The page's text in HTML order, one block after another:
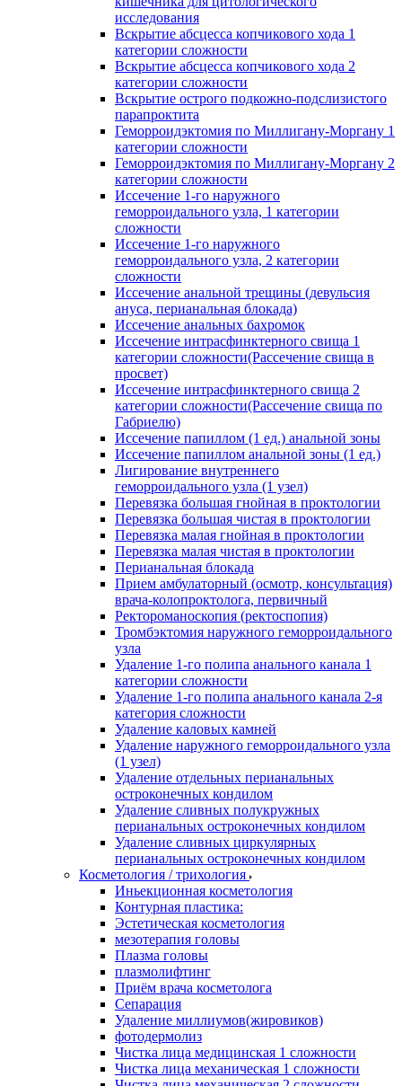
исследования
Вскрытие абсцесса копчикового хода 1
категории сложности
Вскрытие абсцесса копчикового хода 2
категории сложности
Вскрытие острого подкожно-подслизистого
парапроктита
Геморроидэктомия по Миллигану-Моргану 1
категории сложности
Геморроидэктомия по Миллигану-Моргану 2
категории сложности
Иссечение 1-го наружного
геморроидального узла, 1 категории
сложности
Иссечение 1-го наружного
геморроидального узла, 2 категории
сложности
Иссечение анальной трещины (девульсия
ануса, перианальная блокада)
Иссечение анальных бахромок
Иссечение интрасфинктерного свища 1
категории сложности(Рассечение свища в
просвет)
Иссечение интрасфинктерного свища 2
категории сложности(Рассечение свища по
Габриелю)
Иссечение папиллом (1 ед.) анальной зоны
Иссечение папиллом анальной зоны (1 ед.)
Лигирование внутреннего
геморроидального узла (1 узел)
Перевязка большая гнойная в проктологии
Перевязка большая чистая в проктологии
Перевязка малая гнойная в проктологии
Перевязка малая чистая в проктологии
Перианальная блокада
Прием амбулаторный (осмотр, консультация)
врача-колопроктолога, первичный
Ректороманоскопия (ректоспопия)
Тромбэктомия наружного геморроидального
узла
Удаление 1-го полипа анального канала 1
категории сложности
Удаление 1-го полипа анального канала 2-я
категория сложности
Удаление каловых камней
Удаление наружного геморроидального узла
(1 узел)
Удаление отдельных перианальных
остроконечных кондилом
Удаление сливных полукружных
перианальных остроконечных кондилом
Удаление сливных циркулярных
перианальных остроконечных кондилом
Косметология / трихология
Иньекционная косметология
Контурная пластика:
Эстетическая косметология
мезотерапия головы
Плазма головы
плазмолифтинг
Приём врача косметолога
Сепарация
Удаление миллиумов(жировиков)
фотодермолиз
Чистка лица медицинская 1 сложности
Чистка лица механическая 1 сложности